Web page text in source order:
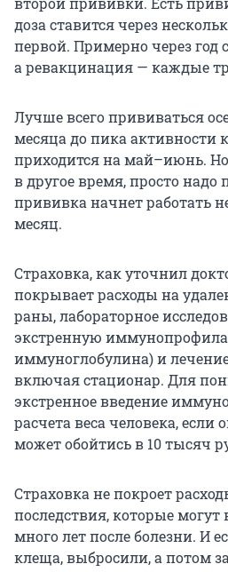
доза ставится через
первой. Примерно через год
а ревакцинация — каждые
Лучше всего прививаться
месяца до пика активности
приходится на май–июнь.
в другое время, просто надо
прививка начнет работать
месяц.
Страховка, как уточнил
покрывает расходы на
раны, лабораторное
экстренную
иммуноглобулина) и
включая стационар. Для
экстренное введение
расчета веса человека, если
может обойтись в 10 тысяч
Страховка не покроет
последствия, которые могут
много лет после болезни. И
клеща, выбросили, а потом